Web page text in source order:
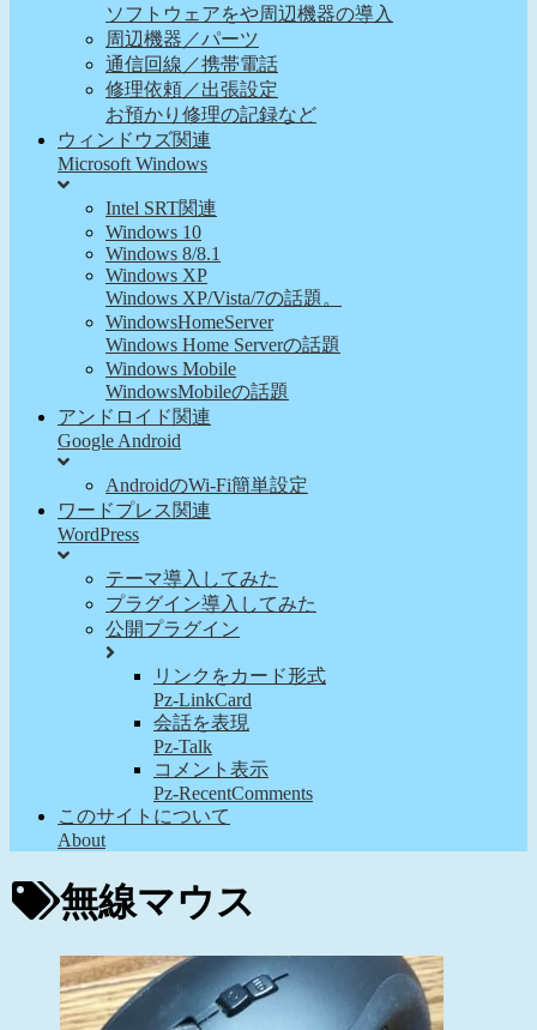
ソフトウェアをや周辺機器の導入
周辺機器／パーツ
通信回線／携帯電話
修理依頼／出張設定
お預かり修理の記録など
ウィンドウズ関連
Microsoft Windows
Intel SRT関連
Windows 10
Windows 8/8.1
Windows XP
Windows XP/Vista/7の話題。
WindowsHomeServer
Windows Home Serverの話題
Windows Mobile
WindowsMobileの話題
アンドロイド関連
Google Android
AndroidのWi-Fi簡単設定
ワードプレス関連
WordPress
テーマ導入してみた
プラグイン導入してみた
公開プラグイン
リンクをカード形式
Pz-LinkCard
会話を表現
Pz-Talk
コメント表示
Pz-RecentComments
このサイトについて
About
無線マウス